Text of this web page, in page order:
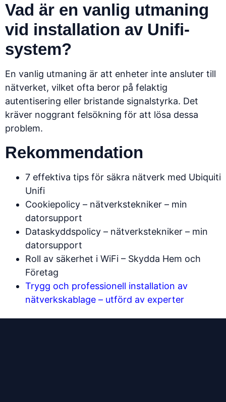
Vad är en vanlig utmaning
vid installation av Unifi-
system?
En vanlig utmaning är att enheter inte ansluter till
nätverket, vilket ofta beror på felaktig
autentisering eller bristande signalstyrka. Det
kräver noggrant felsökning för att lösa dessa
problem.
Rekommendation
7 effektiva tips för säkra nätverk med Ubiquiti
Unifi
Cookiepolicy – nätverkstekniker – min
datorsupport
Dataskyddspolicy – nätverkstekniker – min
datorsupport
Roll av säkerhet i WiFi – Skydda Hem och
Företag
Trygg och professionell installation av
nätverkskablage – utförd av experter